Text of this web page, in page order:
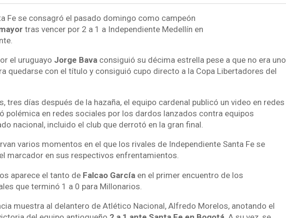
Fe se consagró el pasado domingo como campeón
tras vencer por 2 a 1 a Independiente Medellín en
el uruguayo Jorge Bavaconsiguió su décima estrella pese a que no era uno
quedarse con el título y consiguió cupo directo a la Copa Libertadores del
tres días después de la hazaña, el equipo cardenal publicó un video en redes
polémica en redes sociales por los dardos lanzados contra equipos
nacional, incluido el club que derrotó en la gran final.
varios momentos en el que los rivales de Independiente Santa Fe se
marcador en sus respectivos enfrentamientos.
aparece el tanto deFalcao Garcíaen el primer encuentro de los
que terminó 1 a 0 para Millonarios.
muestra al delantero de Atlético Nacional, Alfredo Morelos, anotando el